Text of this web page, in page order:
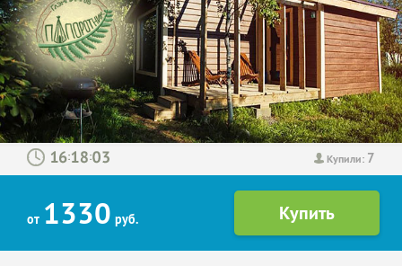
Купили: 7
: :
от 1330 руб.